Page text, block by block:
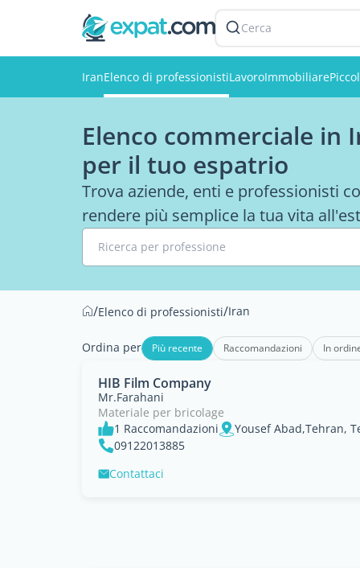
Cerca
IranElenco di professionistiLavoroImmobiliare
Elenco commerciale in
per il tuo espatrio
Trova aziende, enti e professionisti
rendere più semplice la tua vita
Ricerca per professione
/Elenco di professionisti/Iran
Ordina per Più recente Raccomandazioni In
HIB Film Company
Mr.Farahani
Materiale per bricolage
1 Raccomandazioni
Yousef Abad,Tehran,
09122013885
Contattaci